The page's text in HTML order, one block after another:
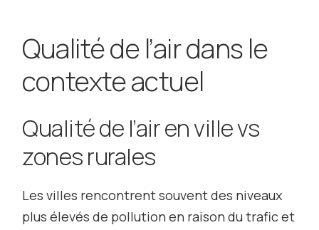
Qualité de l’air dans le
contexte actuel
Qualité de l’air en ville vs
zones rurales
Les villes rencontrent souvent des niveaux
plus élevés de pollution en raison du trafic et